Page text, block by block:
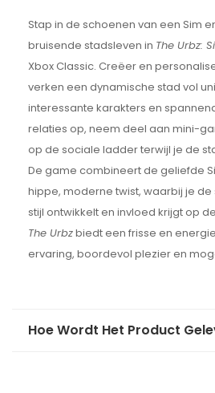
Stap in de schoenen van een Sim
bruisende stadsleven in The Urbz:
Xbox Classic. Creëer en
verken een dynamische stad vol
interessante karakters en
relaties op, neem deel aan mini-
op de sociale ladder terwijl je de
De game combineert de geliefde
hippe, moderne twist, waarbij je
stijl ontwikkelt en invloed krijgt op
The Urbzbiedt een frisse en
ervaring, boordevol plezier en
Hoe Wordt Het Product